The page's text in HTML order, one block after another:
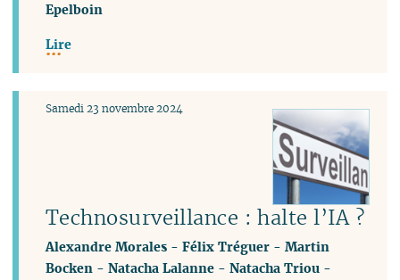
Epelboin
Lire
Technosurveillance : halte l’IA ?
Samedi 23 novembre 2024
Alexandre Morales -Félix Tréguer -Martin
Bocken -Natacha Lalanne -Natacha Triou -